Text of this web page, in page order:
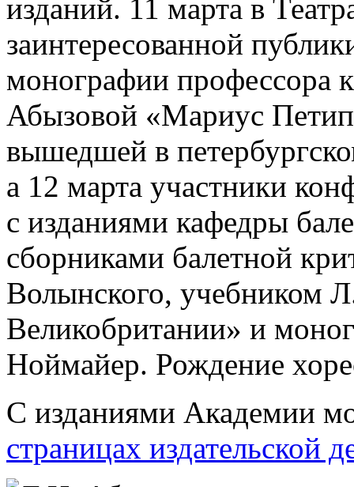
изданий. 11 марта в
заинтересованной
монографии профессора
Абызовой «Мариус
вышедшей в
а 12 марта участники
с изданиями кафедры
сборниками балетной
Волынского, учебником
Великобритании» и
Ноймайер. Рождение
С изданиями Академии
страницах издательской